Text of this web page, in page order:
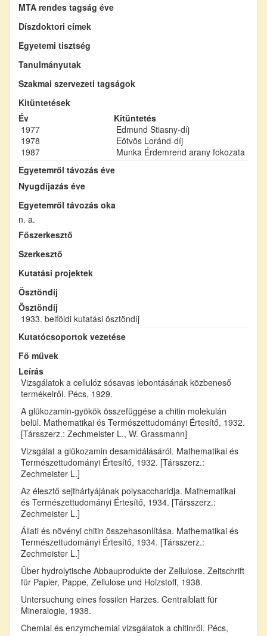
MTA rendes tagság éve
Díszdoktori címek
Egyetemi tisztség
Tanulmányutak
Szakmai szervezeti tagságok
Kitüntetések
Év
Kitüntetés
1977
Edmund Stiasny-díj
1978
Eötvös Loránd-díj
1987
Munka Érdemrend arany fokozata
Egyetemről távozás éve
Nyugdíjazás éve
Egyetemről távozás oka
n. a.
Főszerkesztő
Szerkesztő
Kutatási projektek
Ösztöndíj
Ösztöndíj
1933. belföldi kutatási ösztöndíj
Kutatócsoportok vezetése
Fő művek
Leírás
Vizsgálatok a cellulóz sósavas lebontásának közbeneső
termékeiről. Pécs, 1929.
A glükozamin-gyökök összefüggése a chitin molekulán
belül. Mathematikai és Természettudományi Értesítő, 1932.
[Társszerz.: Zechmeister L., W. Grassmann]
Vizsgálat a glükozamin desamidálásáról. Mathematikai és
Természettudományi Értesítő, 1932. [Társszerz.:
Zechmeister L.]
Az élesztő sejthártyájának polysaccharidja. Mathematikai
és Természettudományi Értesítő, 1934. [Társszerz.:
Zechmeister L.]
Állati és növényi chitin összehasonlítása. Mathematikai és
Természettudományi Értesítő, 1934. [Társszerz.:
Zechmeister L.]
Über hydrolytische Abbauprodukte der Zellulose. Zeitschrift
für Papier, Pappe, Zellulose und Holzstoff, 1938.
Untersuchung eines fossilen Harzes. Centralblatt für
Mineralogie, 1938.
Chemiai és enzymchemiai vizsgálatok a chitinről. Pécs,